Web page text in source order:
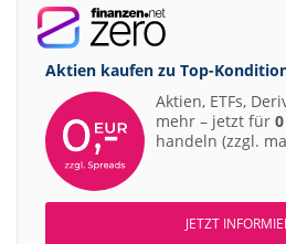
Aktien kaufen zu Top-
Aktien, ETFs,
mehr – jetzt für
handeln (zzgl.
JETZT